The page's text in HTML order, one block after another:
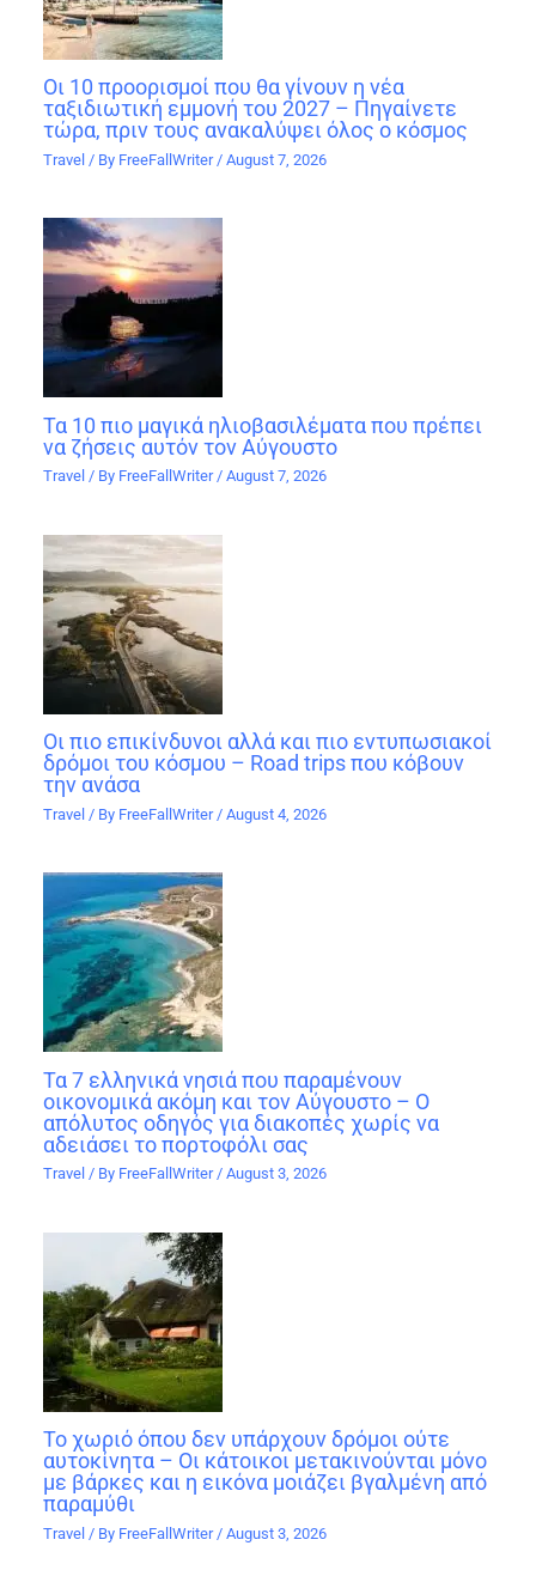
Οι 10 προορισμοί που θα γίνουν η νέα
ταξιδιωτική εμμονή του 2027 – Πηγαίνετε
τώρα, πριν τους ανακαλύψει όλος ο κόσμος
Travel / By FreeFallWriter /August 7, 2026
Τα 10 πιο μαγικά ηλιοβασιλέματα που πρέπει
να ζήσεις αυτόν τον Αύγουστο
Travel / By FreeFallWriter/August 7, 2026
Οι πιο επικίνδυνοι αλλά και πιο εντυπωσιακοί
δρόμοι του κόσμου – Road trips που κόβουν
την ανάσα
Travel / By FreeFallWriter /August 4, 2026
Τα 7 ελληνικά νησιά που παραμένουν
οικονομικά ακόμη και τον Αύγουστο – Ο
απόλυτος οδηγός για διακοπές χωρίς να
αδειάσει το πορτοφόλι σας
Travel / By FreeFallWriter/August 3, 2026
Το χωριό όπου δεν υπάρχουν δρόμοι ούτε
αυτοκίνητα – Οι κάτοικοι μετακινούνται μόνο
με βάρκες και η εικόνα μοιάζει βγαλμένη από
παραμύθι
Travel / By FreeFallWriter /August 3, 2026